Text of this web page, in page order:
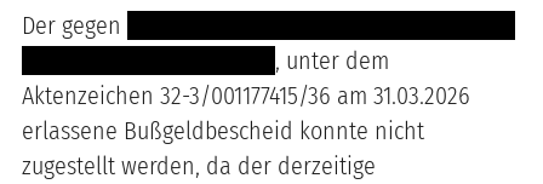
Der gegen
, unter dem
Aktenzeichen 32-3/001177415/36 am 31.03.2026
erlassene Bußgeldbescheid konnte nicht
zugestellt werden, da der derzeitige